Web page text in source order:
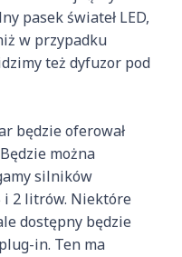
pasek świateł LED,
w przypadku
też dyfuzor pod
będzie oferował
można
silników
i 2 litrów. Niektóre
dostępny będzie
in. Ten ma